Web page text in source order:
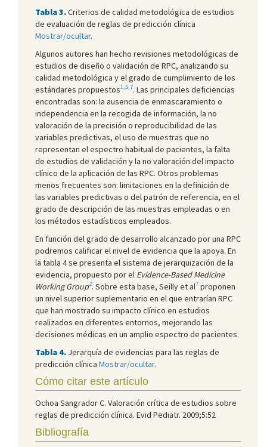
Tabla 3.Criterios de calidad metodológica de estudios
de evaluación de reglas de predicción clínica
Mostrar/ocultar.
Algunos autores han hecho revisiones metodológicas de
estudios de diseño o validación de RPC, analizando su
calidad metodológica y el grado de cumplimiento de los
estándares propuestos1,5,7. Las principales deficiencias
encontradas son: la ausencia de enmascaramiento o
independencia en la recogida de información, la no
valoración de la precisión o reproducibilidad de las
variables predictivas, el uso de muestras que no
representan el espectro habitual de pacientes, la falta
de estudios de validación y la no valoración del impacto
clínico de la aplicación de las RPC. Otros problemas
menos frecuentes son: limitaciones en la definición de
las variables predictivas o del patrón de referencia, en el
grado de descripción de las muestras empleadas o en
los métodos estadísticos empleados.
En función del grado de desarrollo alcanzado por una RPC
podremos calificar el nivel de evidencia que la apoya. En
la tabla 4 se presenta el sistema de jerarquización de la
evidencia, propuesto por el Evidence-Based Medicine
WorkingGroup2. Sobre esta base, Seilly et al7 proponen
un nivel superior suplementario en el que entrarían RPC
que han mostrado su impacto clínico en estudios
realizados en diferentes entornos, mejorando las
decisiones médicas en un amplio espectro de pacientes.
Tabla 4. Jerarquía de evidencias para las reglas de
predicción clínica Mostrar/ocultar.
Cómo citar este artículo
Ochoa Sangrador C. Valoración crítica de estudios sobre
reglas de predicción clínica. Evid Pediatr. 2009;5:52
Bibliografía